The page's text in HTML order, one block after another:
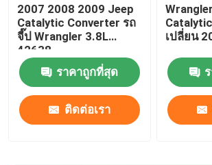
ฮอนด้าแปลงตัวเร่งปฏิกิริยา
บูอิคแคตตาไลติกคอนเวอร์เตอร์
ฟอร์ดแคตตาไลติกคอนเวอร์เตอร์
2007 2008 2009 Jeep
Catalytic Converter รถ
จี๊ป Wrangler 3.8L
42638
ราคาถูกที่สุด
ติดต่อเรา
เปลี่ยน